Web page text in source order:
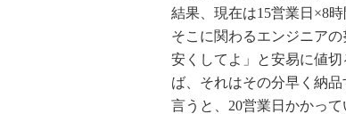
結果、現在は15営業日×8
そこに関わるエンジニア
安くしてよ」と安易に値
ば、それはその分早く納
言うと、20営業日かかっ